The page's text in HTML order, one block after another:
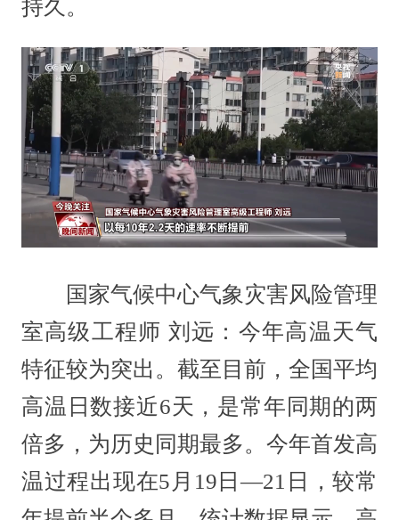
持久。
国家气候中心气象灾害风险管理
室高级工程师 刘远：今年高温天气
特征较为突出。截至目前，全国平均
高温日数接近6天，是常年同期的两
倍多，为历史同期最多。今年首发高
温过程出现在5月19日—21日，较常